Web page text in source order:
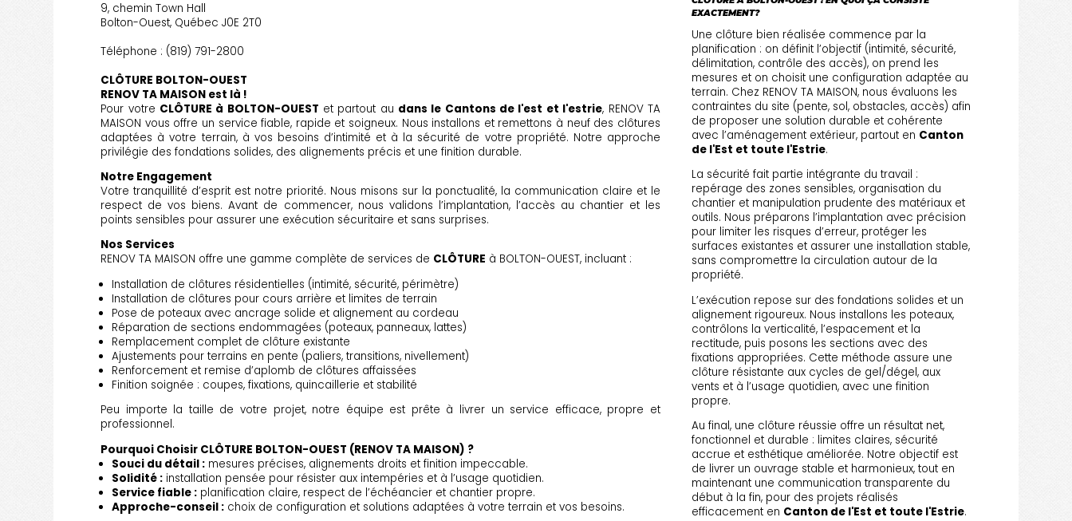
9, chemin Town Hall
Bolton-Ouest, Québec J0E 2T0
Téléphone : (819) 791-2800
CLÔTURE BOLTON-OUEST
RENOV TA MAISON est là !
Pour votre CLÔTURE à BOLTON-OUEST et partout au dans le Cantons de l'est et l'estrie, RENOV TA
MAISON vous offre un service fiable, rapide et soigneux. Nous installons et remettons à neuf des clôtures
adaptées à votre terrain, à vos besoins d’intimité et à la sécurité de votre propriété. Notre approche
privilégie des fondations solides, des alignements précis et une finition durable.
Notre Engagement
Votre tranquillité d’esprit est notre priorité. Nous misons sur la ponctualité, la communication claire et le
respect de vos biens. Avant de commencer, nous validons l’implantation, l’accès au chantier et les
points sensibles pour assurer une exécution sécuritaire et sans surprises.
Nos Services
RENOV TA MAISON offre une gamme complète de services de CLÔTURE à BOLTON-OUEST, incluant :
Installation de clôtures résidentielles (intimité, sécurité, périmètre)
Installation de clôtures pour cours arrière et limites de terrain
Pose de poteaux avec ancrage solide et alignement au cordeau
Réparation de sections endommagées (poteaux, panneaux, lattes)
Remplacement complet de clôture existante
Ajustements pour terrains en pente (paliers, transitions, nivellement)
Renforcement et remise d’aplomb de clôtures affaissées
Finition soignée : coupes, fixations, quincaillerie et stabilité
Peu importe la taille de votre projet, notre équipe est prête à livrer un service efficace, propre et
professionnel.
Pourquoi Choisir CLÔTURE BOLTON-OUEST (RENOV TA MAISON) ?
Souci du détail :mesures précises, alignements droits et finition impeccable.
Solidité :installation pensée pour résister aux intempéries et à l’usage quotidien.
Service fiable :planification claire, respect de l’échéancier et chantier propre.
Approche-conseil :choix de configuration et solutions adaptées à votre terrain et vos besoins.
EXACTEMENT?
Une clôture bien réalisée commence par la
planification : on définit l’objectif (intimité, sécurité,
délimitation, contrôle des accès), on prend les
mesures et on choisit une configuration adaptée au
terrain. Chez RENOV TA MAISON, nous évaluons les
contraintes du site (pente, sol, obstacles, accès) afin
de proposer une solution durable et cohérente
avec l’aménagement extérieur, partout en Canton
de l'Est et toute l'Estrie.
La sécurité fait partie intégrante du travail :
repérage des zones sensibles, organisation du
chantier et manipulation prudente des matériaux et
outils. Nous préparons l’implantation avec précision
pour limiter les risques d’erreur, protéger les
surfaces existantes et assurer une installation stable,
sans compromettre la circulation autour de la
propriété.
L’exécution repose sur des fondations solides et un
alignement rigoureux. Nous installons les poteaux,
contrôlons la verticalité, l’espacement et la
rectitude, puis posons les sections avec des
fixations appropriées. Cette méthode assure une
clôture résistante aux cycles de gel/dégel, aux
vents et à l’usage quotidien, avec une finition
propre.
Au final, une clôture réussie offre un résultat net,
fonctionnel et durable : limites claires, sécurité
accrue et esthétique améliorée. Notre objectif est
de livrer un ouvrage stable et harmonieux, tout en
maintenant une communication transparente du
début à la fin, pour des projets réalisés
efficacement en Canton de l'Est et toute l'Estrie.